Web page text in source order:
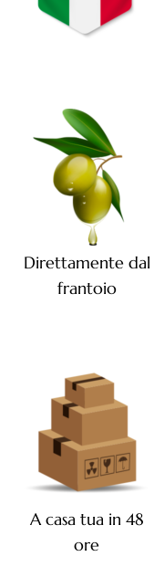
Direttamente dal
frantoio
A casa tua in 48
ore